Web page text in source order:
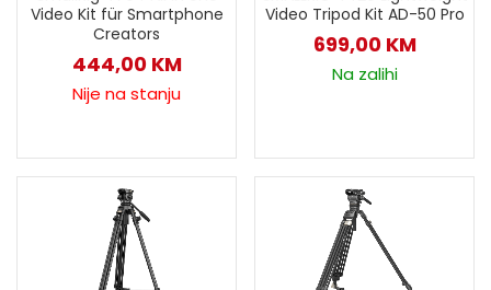
Video Kit für Smartphone
Creators
444,00 KM
Nije na stanju
Video Tripod Kit AD-50 Pro
699,00 KM
Na zalihi